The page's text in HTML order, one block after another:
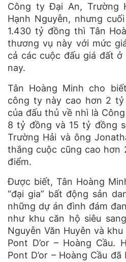
Công ty Đại An, Trường
Hạnh Nguyễn, nhưng
1.430 tỷ đồng thì Tân
thương vụ này với mức
cả các cuộc đấu giá đất
nay.
Tân Hoàng Minh cho
công ty này cao hơn 2
của đấu thủ về nhì là
8 tỷ đồng và 15 tỷ đồng
Trường Hải và ông
thắng cuộc cũng cao hơn
điểm.
Được biết, Tân Hoàng
“đại gia” bất động sản
những dự án đình đám
như khu căn hộ siêu
Nguyễn Văn Huyên và khu
Pont D’or – Hoàng Cầu.
Pont D’or – Hoàng Cầu